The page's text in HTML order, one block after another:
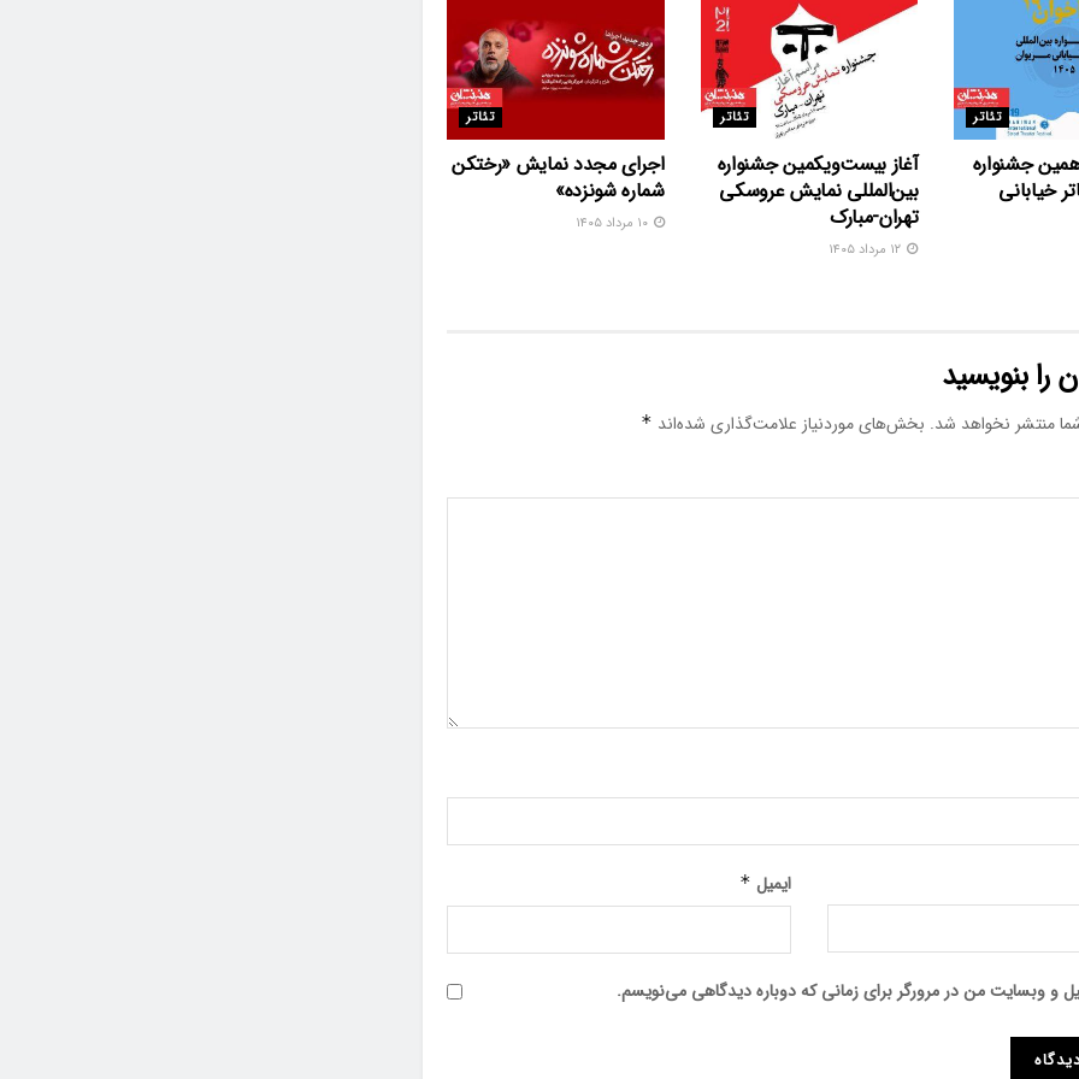
تئاتر
جشنواره
خیابانی
تئاتر
آغاز بیست‌ویکمین جشنواره
بین‌المللی نمایش عروسکی
تهران-مبارک
تئاتر
اجرای مجدد نمایش «رختکن
شماره شونزده»
۱۰ مرداد ۱۴۰۵
را بنویسید
منتشر نخواهد شد. بخش‌های موردنیاز علامت‌گذاری شده‌اند *
ایمیل *
و وبسایت من در مرورگر برای زمانی که دوباره دیدگاهی می‌نویسم.